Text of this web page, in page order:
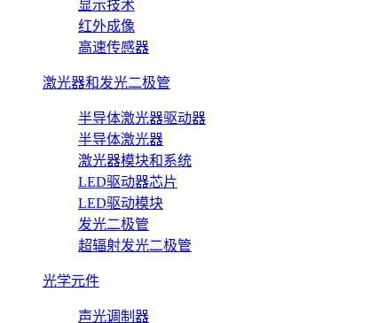
显示技术
红外成像
高速传感器
激光器和发光二极管
半导体激光器驱动器
半导体激光器
激光器模块和系统
LED驱动器芯片
LED驱动模块
发光二极管
超辐射发光二极管
光学元件
声光调制器